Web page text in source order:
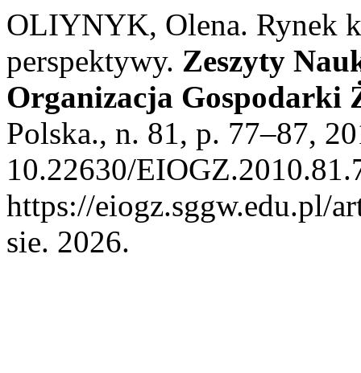
OLIYNYK, Olena. Rynek
perspektywy. Zeszyty
Organizacja Gospodarki
Polska., n. 81, p. 77–87,
10.22630/
https://eiogz.sggw.edu.pl/
sie. 2026.